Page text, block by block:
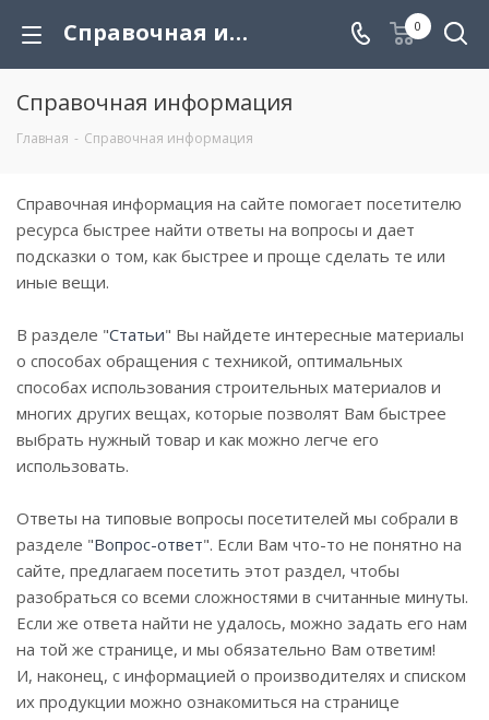
Справочная информация 0
Справочная информация
Главная - Справочная информация
Справочная информация на сайте помогает посетителю
ресурса быстрее найти ответы на вопросы и дает
подсказки о том, как быстрее и проще сделать те или
иные вещи.
В разделе "Статьи" Вы найдете интересные материалы
о способах обращения с техникой, оптимальных
способах использования строительных материалов и
многих других вещах, которые позволят Вам быстрее
выбрать нужный товар и как можно легче его
использовать.
Ответы на типовые вопросы посетителей мы собрали в
разделе "Вопрос-ответ". Если Вам что-то не понятно на
сайте, предлагаем посетить этот раздел, чтобы
разобраться со всеми сложностями в считанные минуты.
Если же ответа найти не удалось, можно задать его нам
на той же странице, и мы обязательно Вам ответим!
И, наконец, с информацией о производителях и списком
их продукции можно ознакомиться на странице